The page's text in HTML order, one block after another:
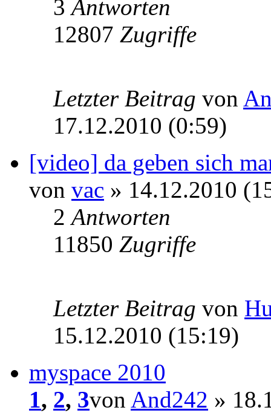
3Antworten
12807 Zugriffe
Letzter Beitrag von
17.12.2010 (0:59)
[video] da geben sich
von vac » 14.12.2010
2Antworten
11850 Zugriffe
Letzter Beitrag von
15.12.2010 (15:19)
myspace 2010
1, 2, 3von And242 »